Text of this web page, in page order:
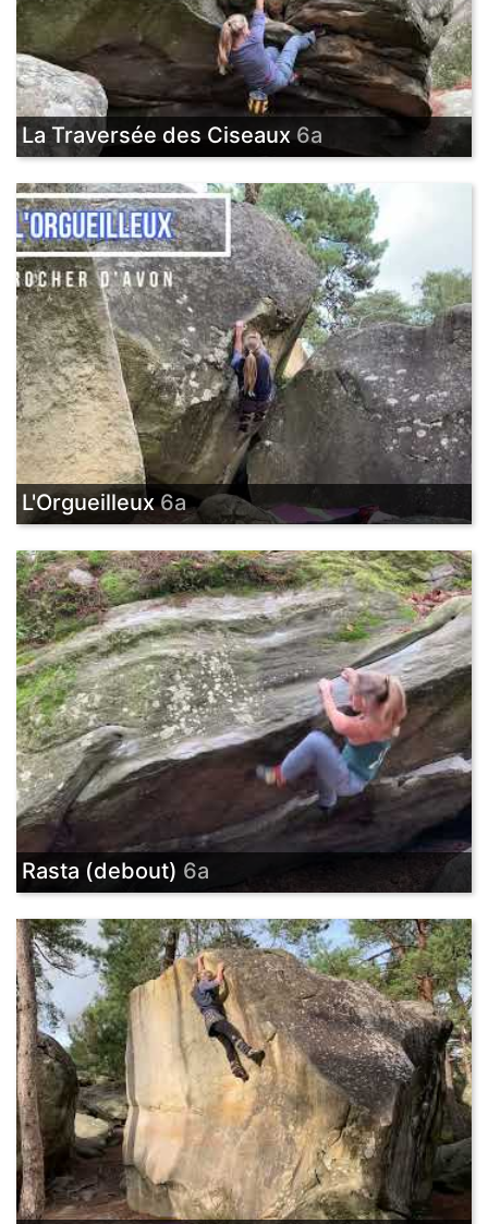
La Traversée des Ciseaux 6a
L'Orgueilleux6a
Rasta (debout) 6a